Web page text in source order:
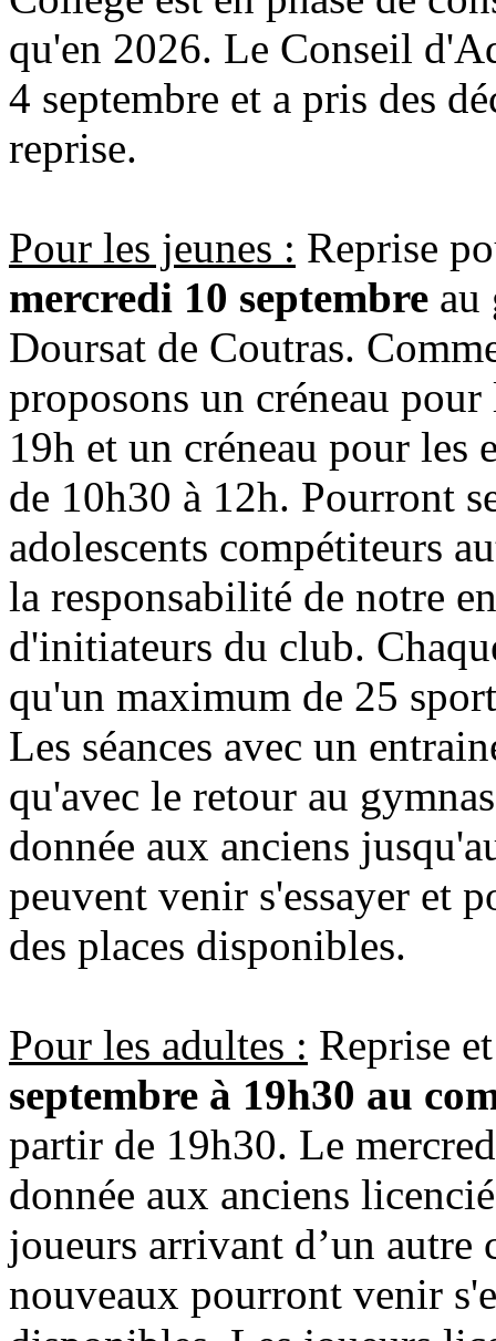
qu'en 2026. Le Conseil
4 septembre et a pris des
reprise.
Pour les jeunes : Reprise
mercredi 10 septembre au
Doursat de Coutras.
proposons un créneau
19h et un créneau pour les
de 10h30 à 12h. Pourront
adolescents compétiteurs
la responsabilité de notre
d'initiateurs du club.
qu'un maximum de 25
Les séances avec un
qu'avec le retour au
donnée aux anciens
peuvent venir s'essayer et
des places disponibles.
Pour les adultes : Reprise
septembre à 19h30 au
partir de 19h30. Le
donnée aux anciens
joueurs arrivant d’un
nouveaux pourront venir